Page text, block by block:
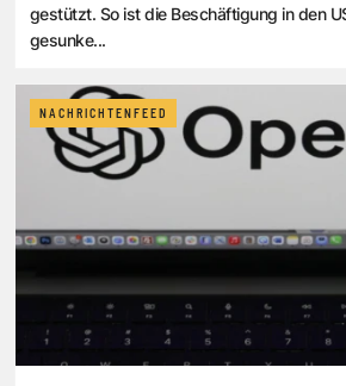
gestützt. So ist die Beschäftigung in den
gesunke...
NACHRICHTENFEED